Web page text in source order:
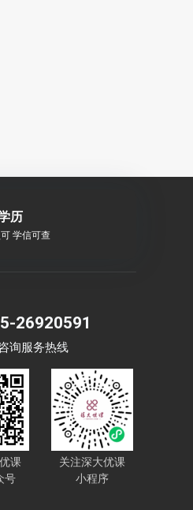
历
学信可查
26920591
询服务热线
课
号
关注深大优课
小程序